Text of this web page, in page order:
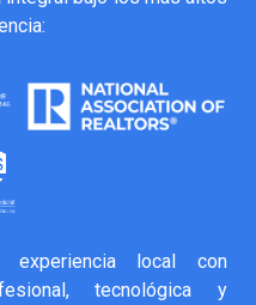
experiencia local con
tecnológica y